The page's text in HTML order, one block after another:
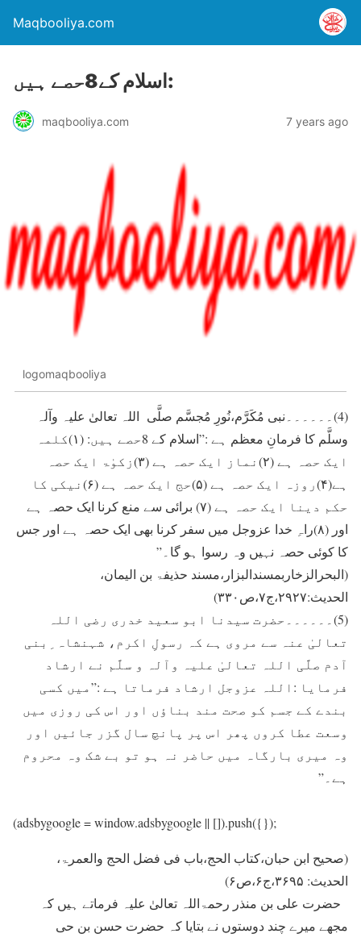
Maqbooliya.com
اسلام کے8حصے ہیں:
maqbooliya.com 7 years ago
logomaqbooliya
(4)۔۔۔۔۔۔نبی مُکَرَّم،نُورِ مُجسَّم صلَّی اللہ تعالیٰ علیہ وآلہ
وسلَّم کا فرمانِ معظم ہے :”اسلام کے 8حصے ہيں: (۱)کلمہ
ايک حصہ ہے (۲)نماز ايک حصہ ہے (۳)زکوٰۃ ايک حصہ
ہے(۴)روزہ ايک حصہ ہے (۵)حج ايک حصہ ہے (۶)نیکی کا
حکم دینا ايک حصہ ہے (۷) برائی سے منع کرنا ايک حصہ ہے
اور (۸)راہِ خدا عزوجل ميں سفر کرنا بھی ايک حصہ ہے اور جس
کا کوئی حصہ نہيں وہ رسوا ہو گا۔”
(البحرالزخاربمسندالبزار،مسند حذیفۃ بن الیمان،
الحدیث:۲۹۲۷،ج۷،ص۳۳۰)
(5)۔۔۔۔۔۔حضرت سیدنا ابو سعيد خدری رضی اللہ
تعالیٰ عنہ سے مروی ہے کہ رسولِ اکرم، شہنشاہ ِبنی
آدم صلَّی اللہ تعالیٰ علیہ وآلہ و سلَّم نے ارشاد
فرمايا :اللہ عزوجل ارشاد فرماتا ہے :”ميں کسی
بندے کے جسم کو صحت مند بناؤں اور اس کی روزی ميں
وسعت عطا کروں پھر اس پر پانچ سال گزر جائيں اور
وہ ميری بارگاہ ميں حاضر نہ ہو تو بے شک وہ محروم
ہے۔”
(adsbygoogle = window.adsbygoogle || []).push({});
(صحیح ابن حبان،کتاب الحج،باب فی فضل الحج والعمرۃ،
الحدیث: ۳۶۹۵،ج۶،ص۶)
حضرت علی بن منذر رحمۃاللہ تعالیٰ علیہ فرماتے ہيں کہ
مجھے ميرے چند دوستوں نے بتايا کہ حضرت حسن بن حی